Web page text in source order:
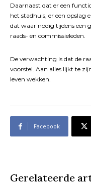
Daarnaast dat er een
het stadhuis, er een
dat waar nodig tijdens een
raads- en commissieleden.
De verwachting is dat de
voorstel. Aan alles lijkt te
leven wekken.
Facebook
Gerelateerde